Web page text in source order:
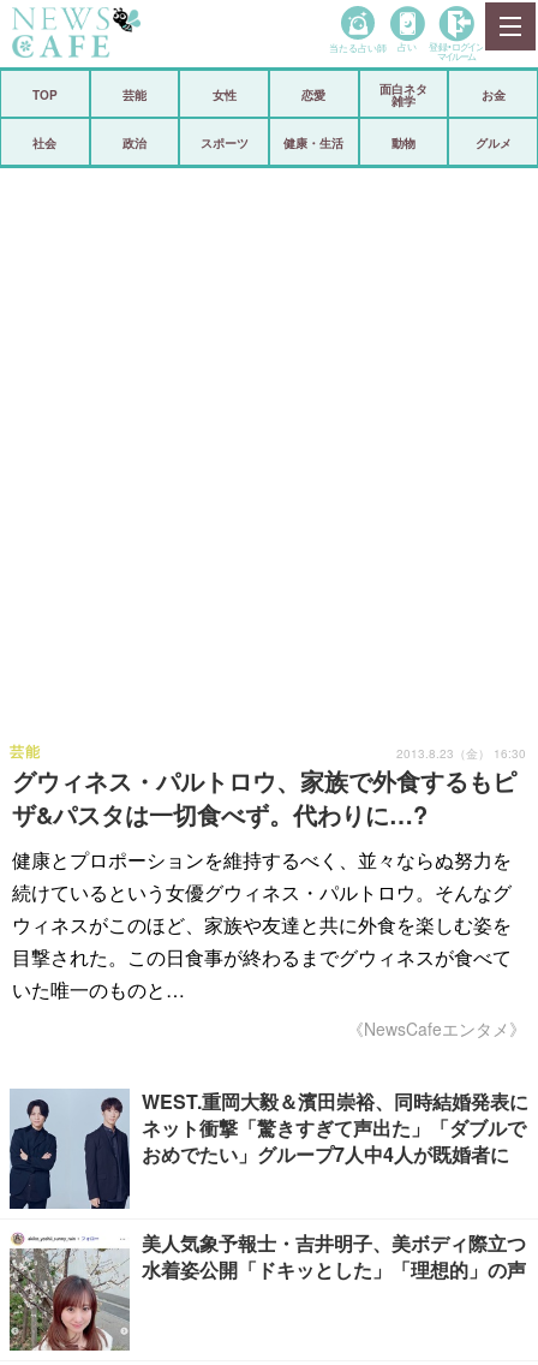
政治
当たる占い師 占い 登録• ログイン
マイルーム
TOP 芸能 女性 恋愛
面白ネタ
雑学
お金
社会 政治 スポーツ 健康・生活 動物 グルメ
グウィネス・パルトロウ、家族で外食するもピ
ザ&パスタは一切食べず。代わりに…?
芸能 2013.8.23（金） 16:30
健康とプロポーションを維持するべく、並々ならぬ努力を
続けているという女優グウィネス・パルトロウ。そんなグ
ウィネスがこのほど、家族や友達と共に外食を楽しむ姿を
目撃された。この日食事が終わるまでグウィネスが食べて
いた唯一のものと…
《NewsCafeエンタメ》
WEST.重岡大毅＆濱田崇裕、同時結婚発表に
ネット衝撃「驚きすぎて声出た」「ダブルで
おめでたい」グループ7人中4人が既婚者に
美人気象予報士・吉井明子、美ボディ際立つ
水着姿公開「ドキッとした」「理想的」の声